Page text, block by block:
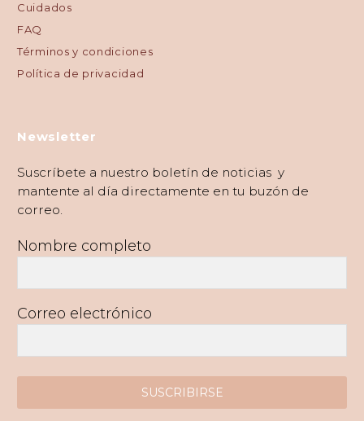
Cuidados
FAQ
Términos y condiciones
Política de privacidad
Newsletter
Suscríbete a nuestro boletín de noticias y
mantente al día directamente en tu buzón de
correo.
Nombre completo
Correo electrónico
SUSCRIBIRSE